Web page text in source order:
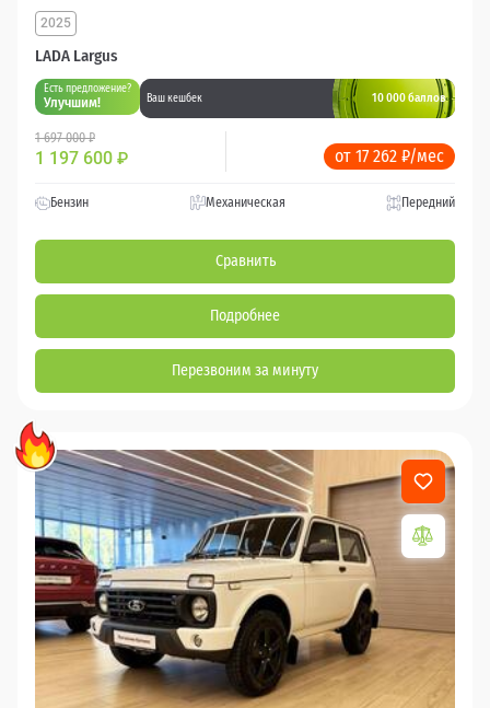
LADA Largus
2025
Есть предложение?
Улучшим! Ваш кешбек 10 000 баллов
1 697 000 ₽
1 197 600 ₽ от 17 262 ₽/мес
Бензин Механическая Передний
Сравнить
Подробнее
Перезвоним за минуту